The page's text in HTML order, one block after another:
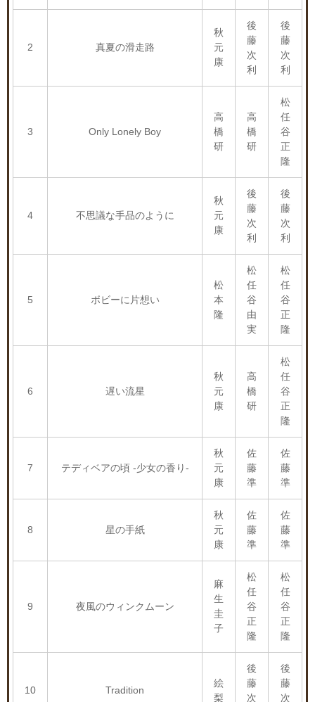
2 真夏の滑走路
秋
元
康
後
藤
次
利
後
藤
次
利
3 Only Lonely Boy
高
橋
研
高
橋
研
松
任
谷
正
隆
4 不思議な手品のように
秋
元
康
後
藤
次
利
後
藤
次
利
5 ボビーに片想い
松
本
隆
松
任
谷
由
実
松
任
谷
正
隆
6 遅い流星
秋
元
康
高
橋
研
松
任
谷
正
隆
7 テディベアの頃 -少女の香り-
秋
元
康
佐
藤
準
佐
藤
準
8 星の手紙
秋
元
康
佐
藤
準
佐
藤
準
9 夜風のウィンクムーン
麻
生
圭
子
松
任
谷
正
隆
松
任
谷
正
隆
10 Tradition
絵
梨
後
藤
次
後
藤
次